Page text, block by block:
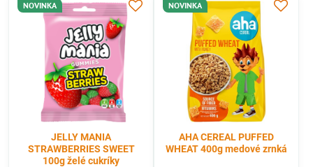
NOVINKA
JELLY MANIA
STRAWBERRIES SWEET
100g želé cukríky
NOVINKA
AHA CEREAL PUFFED
WHEAT 400g medové zrnká